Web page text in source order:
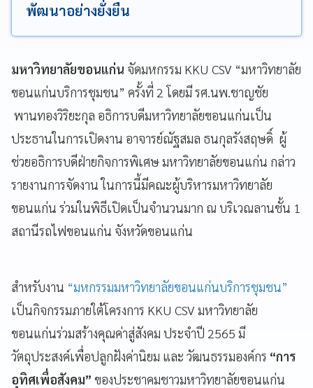
พัฒนาอย่างยั่งยืน
มหาวิทยาลัยขอนแก่น จัดมหกรรม KKU CSV “มหาวิทยาลัย
ขอนแก่นบริการชุมชน” ครั้งที่ 2 โดยมี รศ.นพ.ชาญชัย
พานทองวิริยะกุล อธิการบดีมหาวิทยาลัยขอนแก่นเป็น
ประธานในการเปิดงาน อาจารย์ณัฐสมล ธนกุลรังสฤษดิ์ ผู้
ช่วยอธิการบดีฝ่ายกิจการพิเศษ มหาวิทยาลัยขอนแก่น กล่าว
รายงานการจัดงาน ในการนี้มีคณะผู้บริหารมหาวิทยาลัย
ขอนแก่น ร่วมในพิธีเปิดเป็นจำนวนมาก ณ บริเวณลานชั้น 1
สถานีรถไฟขอนแก่น จังหวัดขอนแก่น
สำหรับงาน “มหกรรมมหาวิทยาลัยขอนแก่นบริการชุมชน”
เป็นกิจกรรมภายใต้โครงการ KKU CSV มหาวิทยาลัย
ขอนแก่นร่วมสร้างคุณค่าสู่สังคม ประจําปี 2565 มี
วัตถุประสงค์เพื่อปลูกฝังค่านิยม และ วัฒนธรรมองค์กร “การ
อุทิศเพื่อสังคม” ของประชาคมชาวมหาวิทยาลัยขอนแก่น